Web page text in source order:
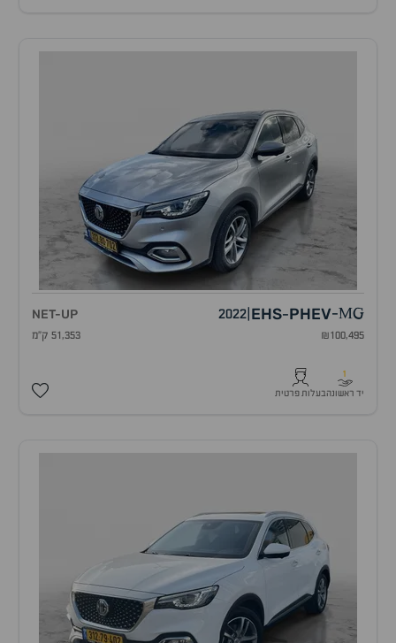
MG
-
EHS-PHEV
2022
NET-UP
₪100,495 51,353 ק"מ
1
יד ראשונהבעלות פרטית